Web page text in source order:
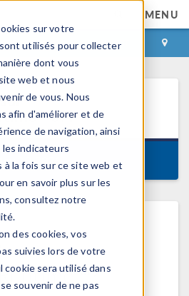
sur votre
utilisés pour collecter
dont vous
web et nous
de vous. Nous
afin d'améliorer et de
de navigation, ainsi
indicateurs
la fois sur ce site web et
en savoir plus sur les
consultez notre
des cookies, vos
suivies lors de votre
cookie sera utilisé dans
souvenir de ne pas
MENU
CONNEXION CONTACT
6.4
29, 2026